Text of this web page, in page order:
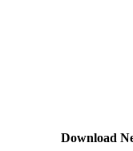
Download